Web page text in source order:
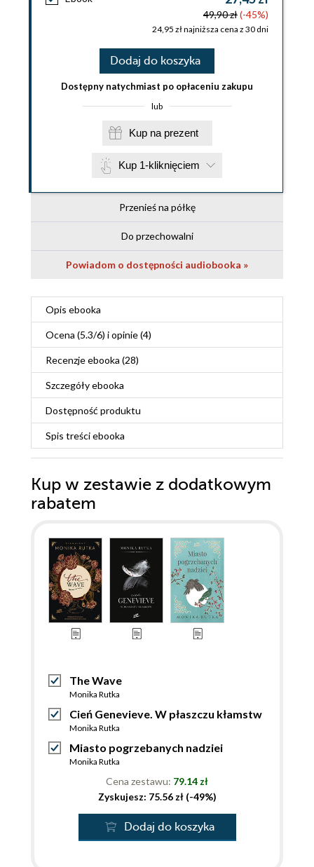
49,90 zł(-45%)
24,95 zł najniższa cena z 30 dni
Dodaj do koszyka
Dostępny natychmiast po opłaceniu zakupu
lub
Kup na prezent
Kup 1-kliknięciem
Przenieś na półkę
Do przechowalni
Powiadom o dostępności audiobooka »
Opis ebooka
Ocena (5.3/6) i opinie (4)
Recenzjeebooka (28)
Szczegółyebooka
Dostępność produktu
Spis treściebooka
Kup w zestawie z dodatkowym
rabatem
The Wave
Monika Rutka
Cień Genevieve. W płaszczu kłamstw
Monika Rutka
Miasto pogrzebanych nadziei
Monika Rutka
Cena zestawu: 79.14 zł
Zyskujesz: 75.56 zł (-49%)
Dodaj do koszyka